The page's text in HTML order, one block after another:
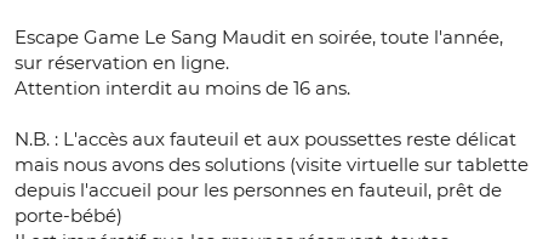
Escape Game Le Sang Maudit en soirée, toute l'année,
sur réservation en ligne.
Attention interdit au moins de 16 ans.
N.B. : L'accès aux fauteuil et aux poussettes reste délicat
mais nous avons des solutions (visite virtuelle sur tablette
depuis l'accueil pour les personnes en fauteuil, prêt de
porte-bébé)